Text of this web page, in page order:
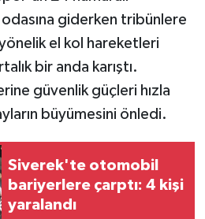
giderken tribünlere
el kol hareketleri
bir anda karıştı.
güvenlik güçleri hızla
büyümesini önledi.
Siverek'te otomobil
bariyerlere çarptı: 4 kişi
yaralandı